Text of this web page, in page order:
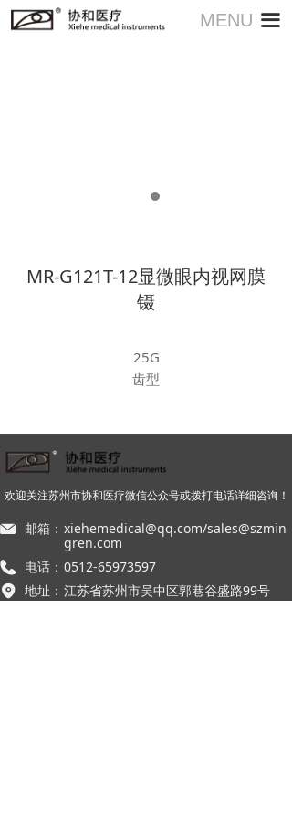
MENU 끀
MR-G121T-12显微眼内视网膜
镊
25G
齿型
邮箱： xiehemedical@qq.com/sales@szmin
gren.com
电话： 0512-65973597
地址： 江苏省苏州市吴中区郭巷谷盛路99号
欢迎关注苏州市协和医疗微信公众号或拨打电话详细咨询！